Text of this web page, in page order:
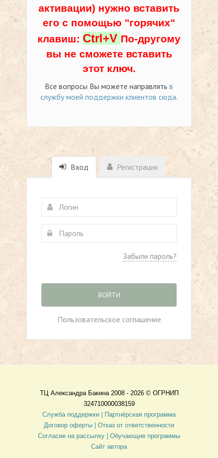
активации) нужно вставить
его с помощью "горячих"
клавиш: Ctrl+V По-другому
вы не сможете вставить
этот ключ.
Все вопросы Вы можете направлять в
службу моей поддержки клиентов сюда.
Вход Регистрация
Забыли пароль?
ВОЙТИ
Пользовательское соглашение
ТЦ Александра Бакина 2008 - 2026 © ОГРНИП
324710000038159
Служба поддержки |
Партнёрская программа
Договор оферты
| Отказ от ответственности
Согласие на рассылку | Обучающие программы
Сайт автора